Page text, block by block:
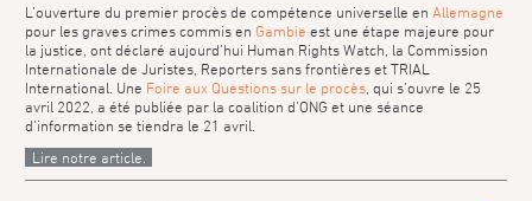
L’ouverture du premier procès de compétence universelle en Allemagne
pour les graves crimes commis enGambie est une étape majeure pour
la justice, ont déclaré aujourd’hui Human Rights Watch, la Commission
Internationale de Juristes, Reporters sans frontières et TRIAL
International. Une Foire aux Questions sur le procès , qui s’ouvre le 25
avril 2022, a été publiée par la coalition d’ONG et une séance
d’information se tiendra le 21 avril.
Lire notre article.